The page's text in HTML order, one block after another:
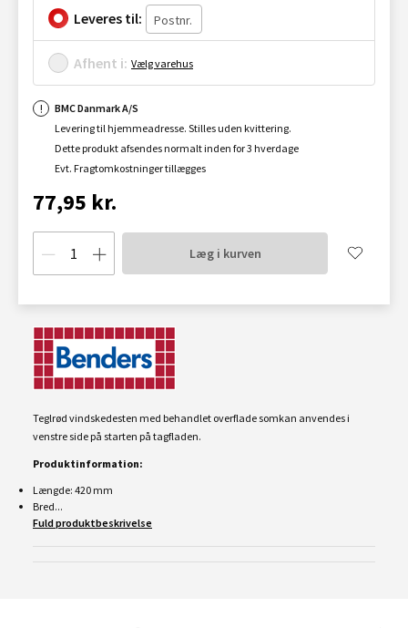
Leveres til:
Afhent i: Vælg varehus
BMC Danmark A/S
Levering til hjemmeadresse. Stilles uden kvittering.
Dette produkt afsendes normalt inden for 3 hverdage
Evt. Fragtomkostninger tillægges
77,95 kr.
Læg i kurven
Teglrød vindskedesten med behandlet overflade somkan anvendes i
venstre side på starten på tagfladen.
Produktinformation:
Længde: 420 mm
Bred...
Fuld produktbeskrivelse